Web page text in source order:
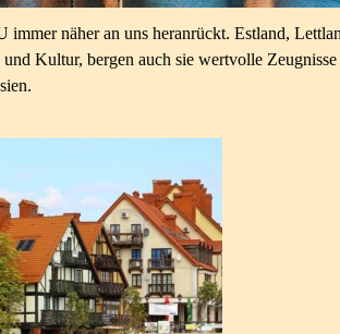
näher an uns heranrückt. Estland,
Kultur, bergen auch sie wertvolle